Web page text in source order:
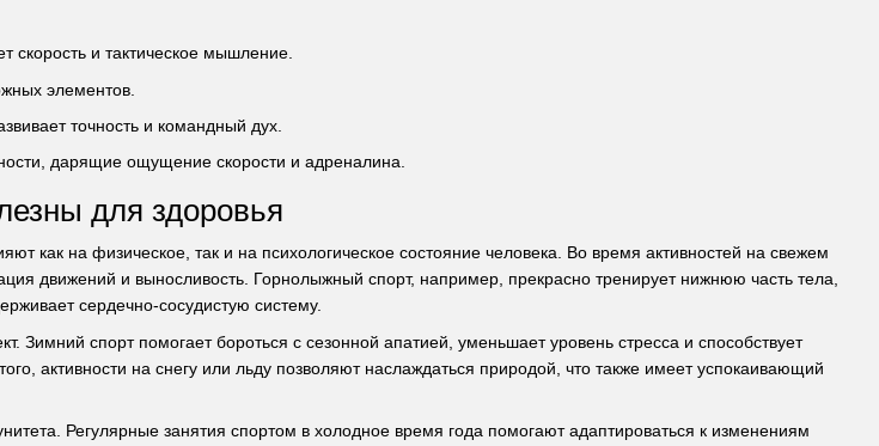
скорость и тактическое мышление.
элементов.
точность и командный дух.
дарящие ощущение скорости и адреналина.
для здоровья
как на физическое, так и на психологическое состояние человека. Во время активностей на свежем
движений и выносливость. Горнолыжный спорт, например, прекрасно тренирует нижнюю часть тела,
сердечно-сосудистую систему.
Зимний спорт помогает бороться с сезонной апатией, уменьшает уровень стресса и способствует
активности на снегу или льду позволяют наслаждаться природой, что также имеет успокаивающий
Регулярные занятия спортом в холодное время года помогают адаптироваться к изменениям